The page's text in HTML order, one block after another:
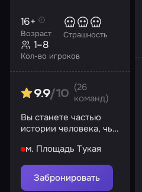
Возраст
16+
Страшность
Кол-во игроков
1–8
9.9/10
(26
команд)
Вы станете частью
истории человека, чья
на несколько
осколков
м. Площадь Тукая
Забронировать